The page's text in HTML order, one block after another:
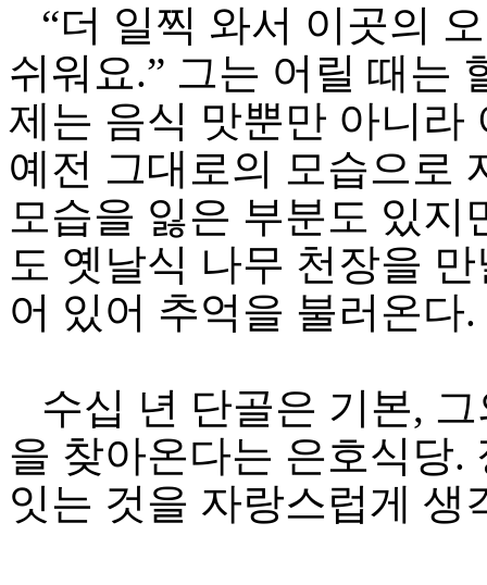
“더 일찍 와서 이곳의
쉬워요.” 그는 어릴 때는
제는 음식 맛뿐만 아니라
예전 그대로의 모습으로
모습을 잃은 부분도 있지
도 옛날식 나무 천장을
어 있어 추억을 불러온다.
수십 년 단골은 기본,
을 찾아온다는 은호식당.
잇는 것을 자랑스럽게